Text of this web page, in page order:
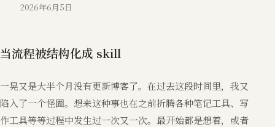
2026年6月5日
当流程被结构化成 skill
一晃又是大半个月没有更新博客了。在过去这段时间里，我又
陷入了一个怪圈。想来这种事也在之前折腾各种笔记工具、写
作工具等等过程中发生过一次又一次。最开始都是想着，或者